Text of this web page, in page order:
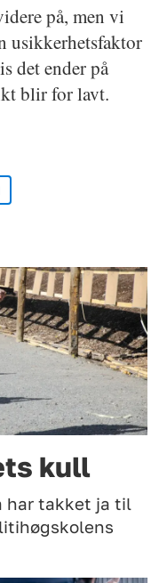
på, men vi
usikkerhetsfaktor
det ender på
blir for lavt.
kull
har takket ja til